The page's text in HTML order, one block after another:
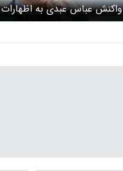
واکنش عباس عبدی به اظهارات
جدید حسین شریعتمداری
آنها نمی‌ماند